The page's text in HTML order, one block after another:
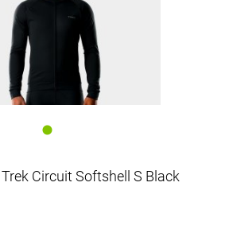
Circuit Softshell S Black